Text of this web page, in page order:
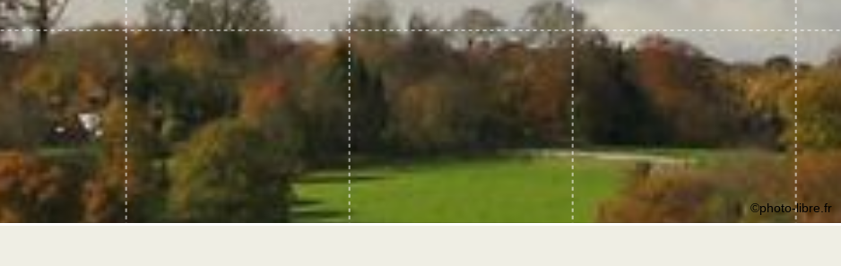
©photo-libre.fr